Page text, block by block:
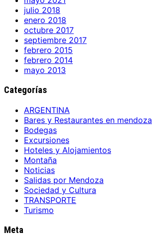
julio 2018
enero 2018
octubre 2017
septiembre 2017
febrero 2015
febrero 2014
mayo 2013
Categorías
ARGENTINA
Bares y Restaurantes en mendoza
Bodegas
Excursiones
Hoteles y Alojamientos
Montaña
Noticias
Salidas por Mendoza
Sociedad y Cultura
TRANSPORTE
Turismo
Meta